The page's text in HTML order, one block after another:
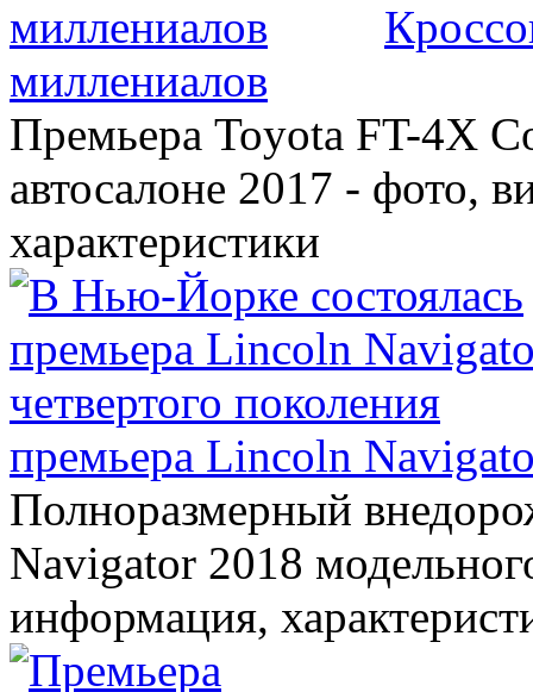
миллениалов
Премьера Toyota FT-4X
автосалоне 2017 - фото,
характеристики
премьера Lincoln
Полноразмерный
Navigator 2018
информация,